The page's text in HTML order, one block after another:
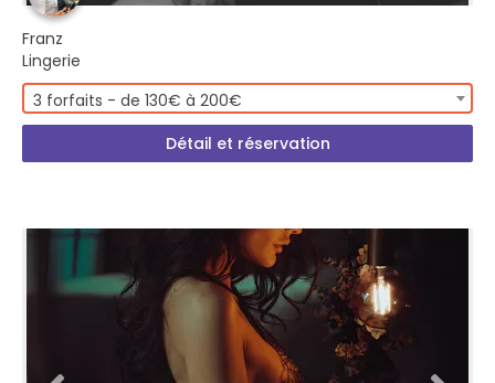
Franz
Lingerie
3 forfaits - de 130€ à 200€
Détail et réservation